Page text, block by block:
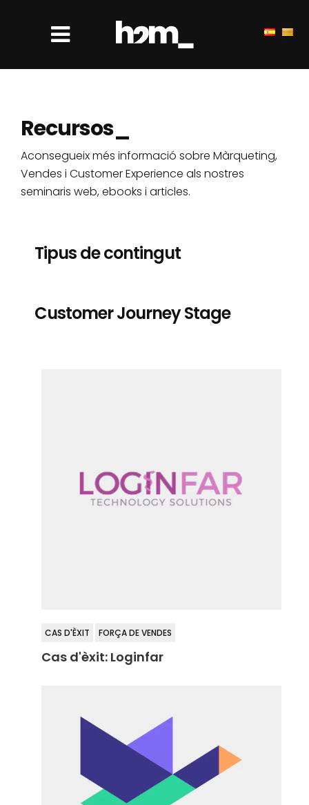
Recursos_
Aconsegueix més informació sobre Màrqueting,
Vendes i Customer Experience als nostres
seminaris web, ebooks i articles.
Tipus de contingut
Customer Journey Stage
CAS D'ÈXIT FORÇA DE VENDES
Cas d'èxit: Loginfar